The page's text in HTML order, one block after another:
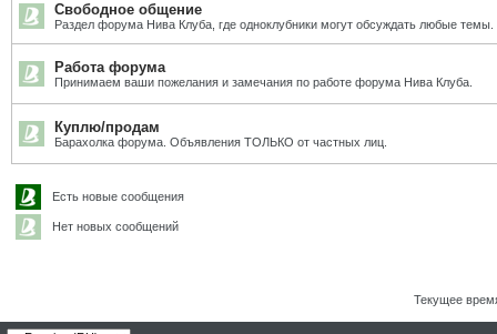
Свободное общение
Раздел форума Нива Клуба, где одноклубники могут обсуждать любые темы.
Работа форума
Принимаем ваши пожелания и замечания по работе форума Нива Клуба.
Куплю/продам
Барахолка форума. Объявления ТОЛЬКО от частных лиц.
Есть новые сообщения
Нет новых сообщений
Текущее